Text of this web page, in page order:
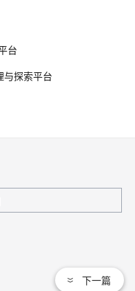
台
与探索平台
下一篇